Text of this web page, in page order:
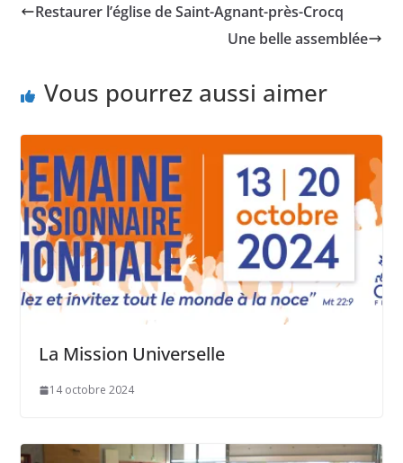
Restaurer l’église de Saint-Agnant-près-Crocq
Une belle assemblée
Vous pourrez aussi aimer
La Mission Universelle
14 octobre 2024